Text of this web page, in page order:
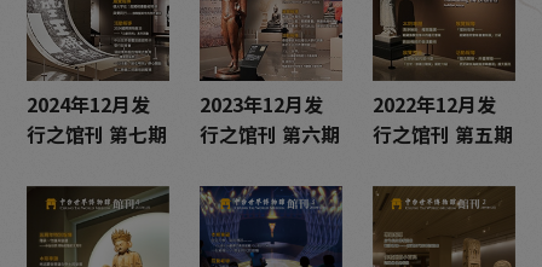
2024年12月发
行之馆刊 第七期
2023年12月发
行之馆刊 第六期
2022年12月发
行之馆刊 第五期